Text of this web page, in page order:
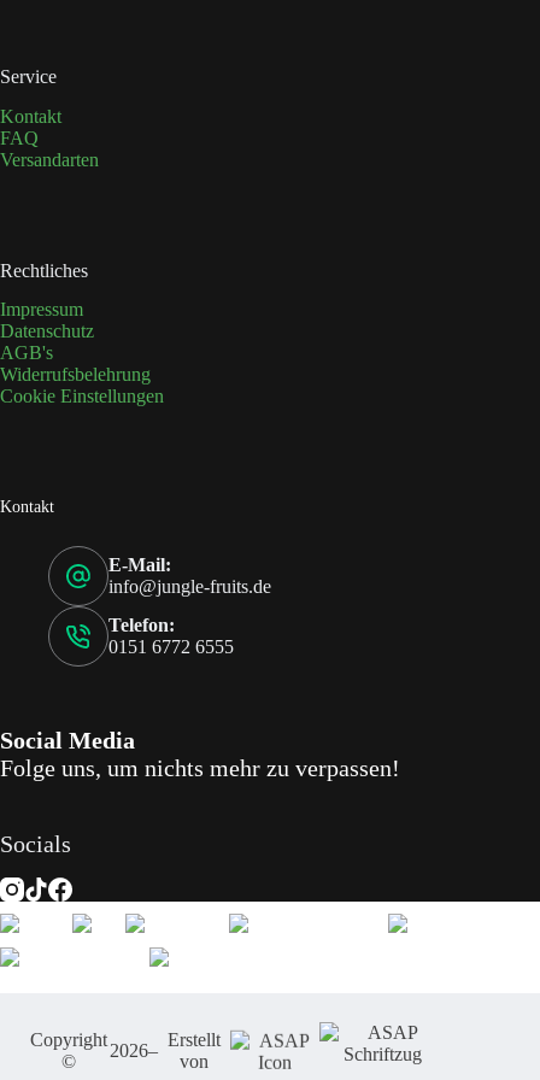
Service
Kontakt
FAQ
Versandarten
Rechtliches
Impressum
Datenschutz
AGB's
Widerrufsbelehrung
Cookie Einstellungen
Kontakt
E-Mail:
info@jungle-fruits.de
Telefon:
0151 6772 6555
Social Media
Folge uns, um nichts mehr zu verpassen!
Socials
Copyright
©
2026–
Erstellt
von